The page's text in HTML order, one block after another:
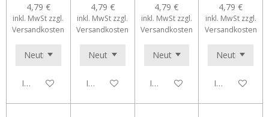
4,79 €
inkl. MwSt zzgl.
Versandkosten
In den Warenkorb
4,79 €
inkl. MwSt zzgl.
Versandkosten
In den Warenkorb
4,79 €
inkl. MwSt zzgl.
Versandkosten
In den Warenkorb
4,79 €
inkl. MwSt zzgl.
Versandkosten
In den